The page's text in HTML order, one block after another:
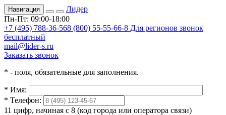
Навигация
Лидер
Пн-Пт: 09:00-18:00
+7 (495) 788-36-568 (800) 55-55-66-8 Для регионов звонок
бесплатный
mail@lider-s.ru
Заказать звонок
* - поля, обязательные для заполнения.
* Имя:
* Телефон:
11 цифр, начиная с 8 (код города или оператора связи)